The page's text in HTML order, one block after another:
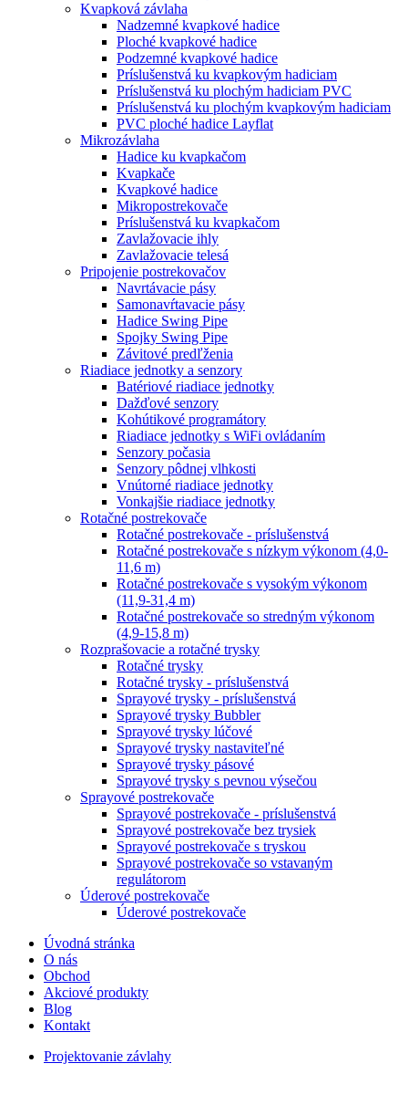
Kvapková závlaha
Nadzemné kvapkové hadice
Ploché kvapkové hadice
Podzemné kvapkové hadice
Príslušenstvá ku kvapkovým hadiciam
Príslušenstvá ku plochým hadiciam PVC
Príslušenstvá ku plochým kvapkovým hadiciam
PVC ploché hadice Layflat
Mikrozávlaha
Hadice ku kvapkačom
Kvapkače
Kvapkové hadice
Mikropostrekovače
Príslušenstvá ku kvapkačom
Zavlažovacie ihly
Zavlažovacie telesá
Pripojenie postrekovačov
Navrtávacie pásy
Samonavŕtavacie pásy
Hadice Swing Pipe
Spojky Swing Pipe
Závitové predľženia
Riadiace jednotky a senzory
Batériové riadiace jednotky
Dažďové senzory
Kohútikové programátory
Riadiace jednotky s WiFi ovládaním
Senzory počasia
Senzory pôdnej vlhkosti
Vnútorné riadiace jednotky
Vonkajšie riadiace jednotky
Rotačné postrekovače
Rotačné postrekovače - príslušenstvá
Rotačné postrekovače s nízkym výkonom (4,0-
11,6 m)
Rotačné postrekovače s vysokým výkonom
(11,9-31,4 m)
Rotačné postrekovače so stredným výkonom
(4,9-15,8 m)
Rozprašovacie a rotačné trysky
Rotačné trysky
Rotačné trysky - príslušenstvá
Sprayové trysky - príslušenstvá
Sprayové trysky Bubbler
Sprayové trysky lúčové
Sprayové trysky nastaviteľné
Sprayové trysky pásové
Sprayové trysky s pevnou výsečou
Sprayové postrekovače
Sprayové postrekovače - príslušenstvá
Sprayové postrekovače bez trysiek
Sprayové postrekovače s tryskou
Sprayové postrekovače so vstavaným
regulátorom
Úderové postrekovače
Úderové postrekovače
Úvodná stránka
O nás
Obchod
Akciové produkty
Blog
Kontakt
Projektovanie závlahy